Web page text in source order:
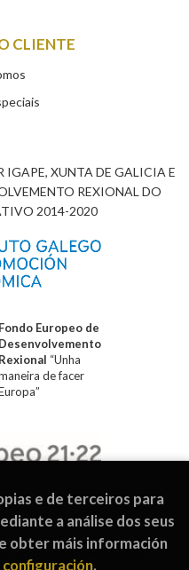
CLIENTE
XUNTA DE GALICIA E
REXIONAL DO
2014-2020
Fondo Europeo de
Desenvolvemento
Rexional “Unha
de facer
os dereitos reservados |
e de terceiros para
a análise dos seus
obter máis información
configuración.